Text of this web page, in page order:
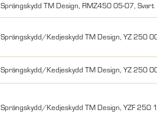
Sprängskydd TM Design, RMZ450 05-07, Svart
Sprängskydd/Kedjeskydd TM Design, YZ 250
Sprängskydd/Kedjeskydd TM Design, YZ 250
Sprängskydd/Kedjeskydd TM Design, YZF